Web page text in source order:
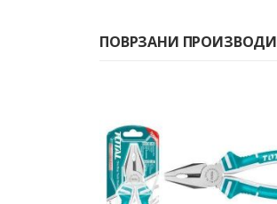
ПОВРЗАНИ ПРОИЗВОДИ